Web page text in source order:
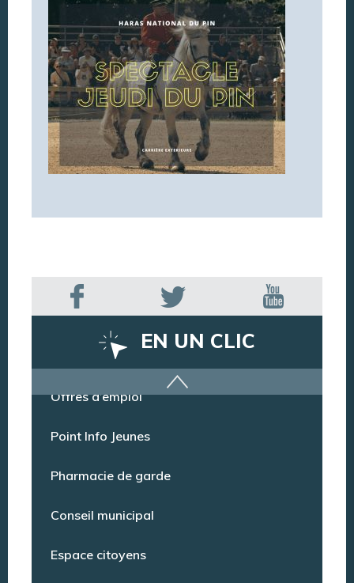
EN UN CLIC